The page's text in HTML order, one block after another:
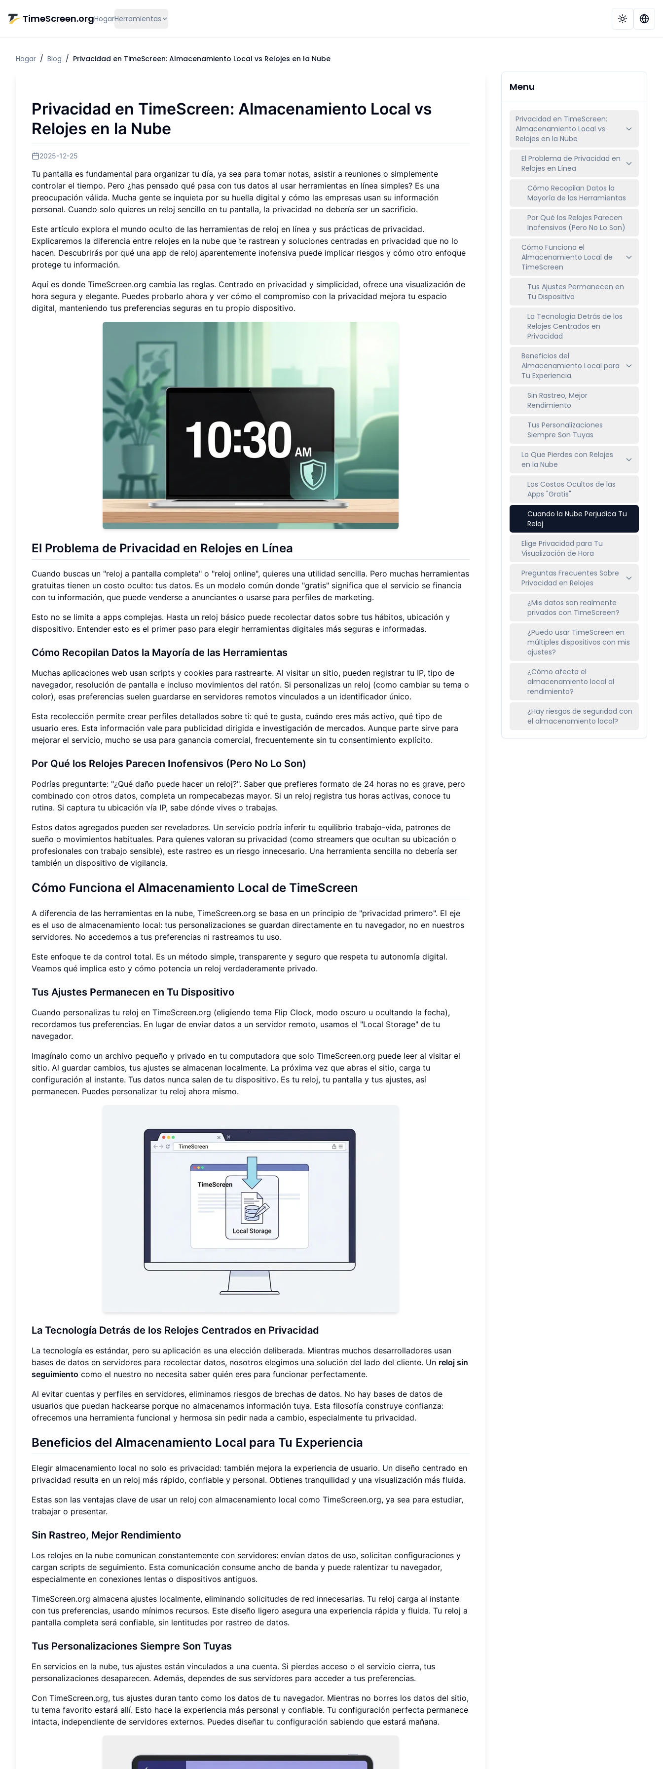
TimeScreen.orgHogarHerramientas
Hogar / Blog / Privacidad en TimeScreen: Almacenamiento Local vs Relojes en la Nube
Privacidad en TimeScreen: Almacenamiento Local vs
Relojes en la Nube
2025-12-25
Tu pantalla es fundamental para organizar tu día, ya sea para tomar notas, asistir a reuniones o simplemente
controlar el tiempo. Pero ¿has pensado qué pasa con tus datos al usar herramientas en línea simples? Es una
preocupación válida. Mucha gente se inquieta por su huella digital y cómo las empresas usan su información
personal. Cuando solo quieres un reloj sencillo en tu pantalla, la privacidad no debería ser un sacrificio.
Este artículo explora el mundo oculto de las herramientas de reloj en línea y sus prácticas de privacidad.
Explicaremos la diferencia entre relojes en la nube que te rastrean y soluciones centradas en privacidad que no lo
hacen. Descubrirás por qué una app de reloj aparentemente inofensiva puede implicar riesgos y cómo otro enfoque
protege tu información.
Aquí es donde TimeScreen.org cambia las reglas. Centrado en privacidad y simplicidad, ofrece una visualización de
hora segura y elegante. Puedes probarlo ahora y ver cómo el compromiso con la privacidad mejora tu espacio
digital, manteniendo tus preferencias seguras en tu propio dispositivo.
El Problema de Privacidad en Relojes en Línea
Cuando buscas un "reloj a pantalla completa" o "reloj online", quieres una utilidad sencilla. Pero muchas herramientas
gratuitas tienen un costo oculto: tus datos. Es un modelo común donde "gratis" significa que el servicio se financia
con tu información, que puede venderse a anunciantes o usarse para perfiles de marketing.
Esto no se limita a apps complejas. Hasta un reloj básico puede recolectar datos sobre tus hábitos, ubicación y
dispositivo. Entender esto es el primer paso para elegir herramientas digitales más seguras e informadas.
Cómo Recopilan Datos la Mayoría de las Herramientas
Muchas aplicaciones web usan scripts y cookies para rastrearte. Al visitar un sitio, pueden registrar tu IP, tipo de
navegador, resolución de pantalla e incluso movimientos del ratón. Si personalizas un reloj (como cambiar su tema o
color), esas preferencias suelen guardarse en servidores remotos vinculados a un identificador único.
Esta recolección permite crear perfiles detallados sobre ti: qué te gusta, cuándo eres más activo, qué tipo de
usuario eres. Esta información vale para publicidad dirigida e investigación de mercados. Aunque parte sirve para
mejorar el servicio, mucho se usa para ganancia comercial, frecuentemente sin tu consentimiento explícito.
Por Qué los Relojes Parecen Inofensivos (Pero No Lo Son)
Podrías preguntarte: "¿Qué daño puede hacer un reloj?". Saber que prefieres formato de 24 horas no es grave, pero
combinado con otros datos, completa un rompecabezas mayor. Si un reloj registra tus horas activas, conoce tu
rutina. Si captura tu ubicación vía IP, sabe dónde vives o trabajas.
Estos datos agregados pueden ser reveladores. Un servicio podría inferir tu equilibrio trabajo-vida, patrones de
sueño o movimientos habituales. Para quienes valoran su privacidad (como streamers que ocultan su ubicación o
profesionales con trabajo sensible), este rastreo es un riesgo innecesario. Una herramienta sencilla no debería ser
también un dispositivo de vigilancia.
Cómo Funciona el Almacenamiento Local de TimeScreen
A diferencia de las herramientas en la nube, TimeScreen.org se basa en un principio de "privacidad primero". El eje
es el uso de almacenamiento local: tus personalizaciones se guardan directamente en tu navegador, no en nuestros
servidores. No accedemos a tus preferencias ni rastreamos tu uso.
Este enfoque te da control total. Es un método simple, transparente y seguro que respeta tu autonomía digital.
Veamos qué implica esto y cómo potencia un reloj verdaderamente privado.
Tus Ajustes Permanecen en Tu Dispositivo
Cuando personalizas tu reloj en TimeScreen.org (eligiendo tema Flip Clock, modo oscuro u ocultando la fecha),
recordamos tus preferencias. En lugar de enviar datos a un servidor remoto, usamos el "Local Storage" de tu
navegador.
Imagínalo como un archivo pequeño y privado en tu computadora que solo TimeScreen.org puede leer al visitar el
sitio. Al guardar cambios, tus ajustes se almacenan localmente. La próxima vez que abras el sitio, carga tu
configuración al instante. Tus datos nunca salen de tu dispositivo. Es tu reloj, tu pantalla y tus ajustes, así
permanecen. Puedes personalizar tu reloj ahora mismo.
La Tecnología Detrás de los Relojes Centrados en Privacidad
La tecnología es estándar, pero su aplicación es una elección deliberada. Mientras muchos desarrolladores usan
bases de datos en servidores para recolectar datos, nosotros elegimos una solución del lado del cliente. Un reloj sin
seguimiento como el nuestro no necesita saber quién eres para funcionar perfectamente.
Al evitar cuentas y perfiles en servidores, eliminamos riesgos de brechas de datos. No hay bases de datos de
usuarios que puedan hackearse porque no almacenamos información tuya. Esta filosofía construye confianza:
ofrecemos una herramienta funcional y hermosa sin pedir nada a cambio, especialmente tu privacidad.
Beneficios del Almacenamiento Local para Tu Experiencia
Elegir almacenamiento local no solo es privacidad: también mejora la experiencia de usuario. Un diseño centrado en
privacidad resulta en un reloj más rápido, confiable y personal. Obtienes tranquilidad y una visualización más fluida.
Estas son las ventajas clave de usar un reloj con almacenamiento local como TimeScreen.org, ya sea para estudiar,
trabajar o presentar.
Sin Rastreo, Mejor Rendimiento
Los relojes en la nube comunican constantemente con servidores: envían datos de uso, solicitan configuraciones y
cargan scripts de seguimiento. Esta comunicación consume ancho de banda y puede ralentizar tu navegador,
especialmente en conexiones lentas o dispositivos antiguos.
TimeScreen.org almacena ajustes localmente, eliminando solicitudes de red innecesarias. Tu reloj carga al instante
con tus preferencias, usando mínimos recursos. Este diseño ligero asegura una experiencia rápida y fluida. Tu reloj a
pantalla completa será confiable, sin lentitudes por rastreo de datos.
Tus Personalizaciones Siempre Son Tuyas
En servicios en la nube, tus ajustes están vinculados a una cuenta. Si pierdes acceso o el servicio cierra, tus
personalizaciones desaparecen. Además, dependes de sus servidores para acceder a tus preferencias.
Con TimeScreen.org, tus ajustes duran tanto como los datos de tu navegador. Mientras no borres los datos del sitio,
tu tema favorito estará allí. Esto hace la experiencia más personal y confiable. Tu configuración perfecta permanece
intacta, independiente de servidores externos. Puedes diseñar tu configuración sabiendo que estará mañana.
Menu
Privacidad en TimeScreen:
Almacenamiento Local vs
Relojes en la Nube
El Problema de Privacidad en
Relojes en Línea
Cómo Recopilan Datos la
Mayoría de las Herramientas
Por Qué los Relojes Parecen
Inofensivos (Pero No Lo Son)
Cómo Funciona el
Almacenamiento Local de
TimeScreen
Tus Ajustes Permanecen en
Tu Dispositivo
La Tecnología Detrás de los
Relojes Centrados en
Privacidad
Beneficios del
Almacenamiento Local para
Tu Experiencia
Sin Rastreo, Mejor
Rendimiento
Tus Personalizaciones
Siempre Son Tuyas
Lo Que Pierdes con Relojes
en la Nube
Los Costos Ocultos de las
Apps "Gratis"
Cuando la Nube Perjudica Tu
Reloj
Elige Privacidad para Tu
Visualización de Hora
Preguntas Frecuentes Sobre
Privacidad en Relojes
¿Mis datos son realmente
privados con TimeScreen?
¿Puedo usar TimeScreen en
múltiples dispositivos con mis
ajustes?
¿Cómo afecta el
almacenamiento local al
rendimiento?
¿Hay riesgos de seguridad con
el almacenamiento local?